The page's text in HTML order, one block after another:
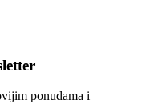
ponudama i